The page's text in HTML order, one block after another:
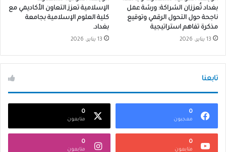
بغداد تُعززان الشراكة: ورشة عمل
ناجحة حول التحول الرقمي وتوقيع
مذكرة تفاهم استراتيجية
13 يناير، 2026
الإسلامية تعزز التعاون الأكاديمي مع
كلية العلوم الإسلامية بجامعة
بغداد.
13 يناير، 2026
تابعنا
0
معجبون
0
متابعون
0
متابعون
0
متابعون